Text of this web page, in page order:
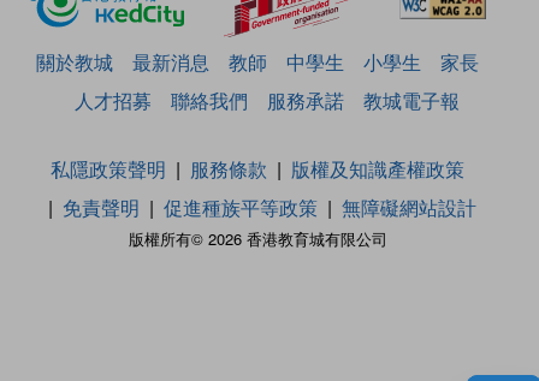
關於教城 最新消息 教師 中學生 小學生
家長
人才招募
聯絡我們 服務承諾 教城電子報
版權所有© 2026 香港教育城有限公司
私隱政策聲明 服務條款
版權及知識產權政策
免責聲明
促進種族平等政策 無障礙網站設計